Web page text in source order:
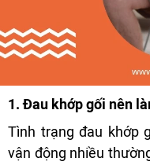
1. Đau khớp gối nên
Tình trạng đau khớp
vận động nhiều